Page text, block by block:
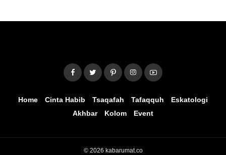
Home Cinta Habib Tsaqafah Tafaqquh
Eskatologi
Akhbar
Kolom Event
© 2026 kabarumat.co